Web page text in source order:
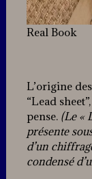
Real Book
L’origine
“Lead
pense. (Le «
présente
d’un
condensé